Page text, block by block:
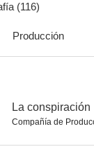
7.7
(116)
Producción
La conspiración
Compañía de